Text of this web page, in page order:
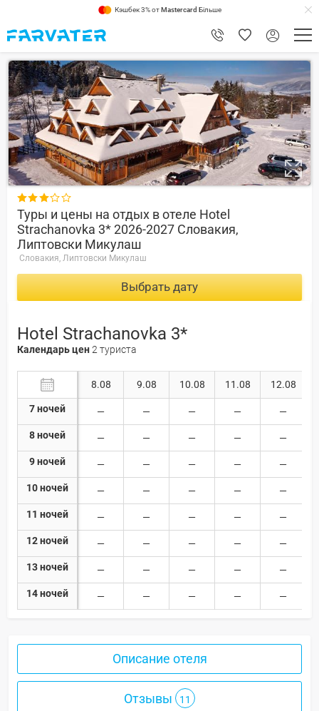
Кэшбек 3% отMastercard Більше
8.2

Туры и цены на отдых в отеле Hotel
Strachanovka 3* 2026-2027 Словакия,
Липтовски Микулаш
Словакия, Липтовски Микулаш
Выбрать дату
Hotel Strachanovka 3*
Календарь цен2 туриста
7 ночей
8 ночей
9 ночей
10 ночей
11 ночей
12 ночей
13 ночей
14 ночей
8.08 9.08 10.08 11.08 12.08
Описание отеля
Отзывы 11